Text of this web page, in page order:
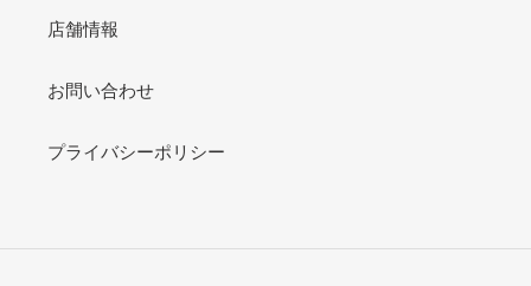
店舗情報
お問い合わせ
プライバシーポリシー